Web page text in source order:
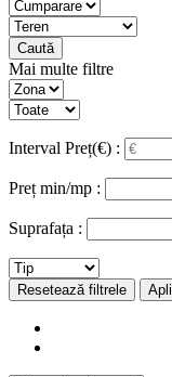
Caută
Mai multe filtre
Interval Preț(€) :
Preț min/mp :
Suprafața :
Resetează filtrele